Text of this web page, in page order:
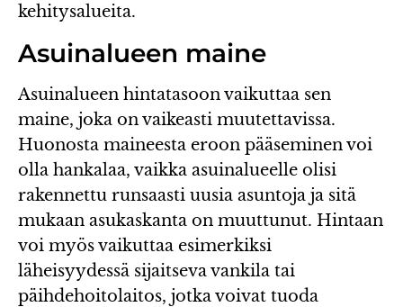
kehitysalueita.
Asuinalueen maine
Asuinalueen hintatasoon vaikuttaa sen
maine, joka on vaikeasti muutettavissa.
Huonosta maineesta eroon pääseminen voi
olla hankalaa, vaikka asuinalueelle olisi
rakennettu runsaasti uusia asuntoja ja sitä
mukaan asukaskanta on muuttunut. Hintaan
voi myös vaikuttaa esimerkiksi
läheisyydessä sijaitseva vankila tai
päihdehoitolaitos, jotka voivat tuoda